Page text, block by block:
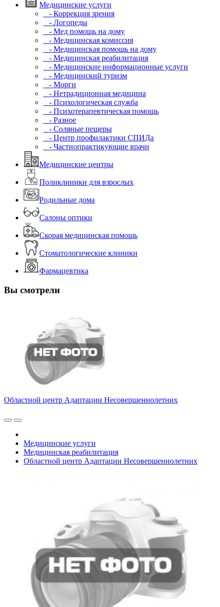
Медицинские услуги
- Коррекция зрения
- Логопеды
- Мед помощь на дому
- Медицинская комиссия
- Медицинская помощь на дому
- Медицинская реабилитация
- Медицинские информационные услуги
- Медицинский туризм
- Морги
- Нетрадиционная медицина
- Психологическая служба
- Психотерапевтическая помощь
- Разное
- Соляные пещеры
- Центр профилактики СПИДа
- Частнопрактикующие врачи
Медицинские центры
Поликлиники для взрослых
Родильные дома
Салоны оптики
Скорая медицинская помощь
Стоматологические клиники
Фармацевтика
Вы смотрели
Областной центр Адаптации Несовершеннолетних
Медицинские услуги
Медицинская реабилитация
Областной центр Адаптации Несовершеннолетних